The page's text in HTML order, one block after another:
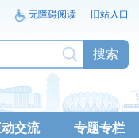
无障碍阅读 旧站入口
搜索
交流 专题专栏